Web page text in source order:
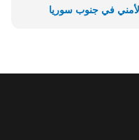
في جنوب سوريا